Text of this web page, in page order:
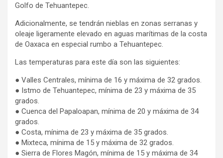
Golfo de Tehuantepec.
Adicionalmente, se tendrán nieblas en zonas serranas y
oleaje ligeramente elevado en aguas marítimas de la costa
de Oaxaca en especial rumbo a Tehuantepec.
Las temperaturas para este día son las siguientes:
● Valles Centrales, mínima de 16 y máxima de 32 grados.
● Istmo de Tehuantepec, mínima de 23 y máxima de 35
grados.
● Cuenca del Papaloapan, mínima de 20 y máxima de 34
grados.
● Costa, mínima de 23 y máxima de 35 grados.
● Mixteca, mínima de 15 y máxima de 32 grados.
● Sierra de Flores Magón, mínima de 15 y máxima de 34